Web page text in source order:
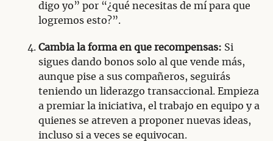
digo yo” por “¿qué necesitas de mí para que
logremos esto?”.
Cambia la forma en que recompensas: Si
sigues dando bonos solo al que vende más,
aunque pise a sus compañeros, seguirás
teniendo un liderazgo transaccional. Empieza
a premiar la iniciativa, el trabajo en equipo y a
quienes se atreven a proponer nuevas ideas,
incluso si a veces se equivocan.